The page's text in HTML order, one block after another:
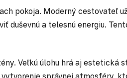
pokoja. Moderný cestovateľ
a telesnú energiu.
Veľkú úlohu hrá aj
správnej atmosféry,